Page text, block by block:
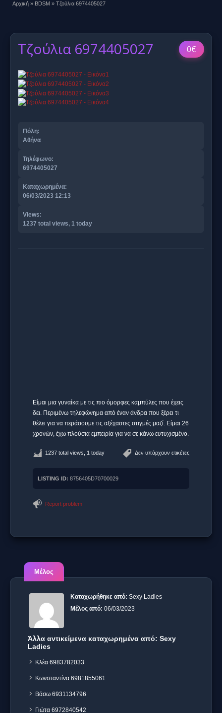
Αρχική » BDSM » Τζούλια 6974405027
0€
Τζούλια 6974405027
Πόλη:
Αθήνα
Τηλέφωνο:
6974405027
Καταχωρημένα:
06/03/2023 12:13
Views:
1237 total views, 1 today
Είμαι μια γυναίκα με τις πιο όμορφες καμπύλες που έχεις
δει. Περιμένω τηλεφώνημα από έναν άνδρα που ξέρει τι
θέλει για να περάσουμε τις αξέχαστες στιγμές μαζί. Είμαι 26
χρονών, έχω πλούσια εμπειρία για να σε κάνω ευτυχισμένο.
Δεν υπάρχουν ετικέτες
1237 total views, 1 today
LISTING ID: 8756405D70700029
Report problem
Μέλος
Καταχωρήθηκε από: Sexy Ladies
Μέλος από: 06/03/2023
Άλλα αντικείμενα καταχωρημένα από: Sexy
Ladies
Κλέα 6983782033
Κωνσταντίνα 6981855061
Βάσω 6931134796
Γιώτα 6972840542